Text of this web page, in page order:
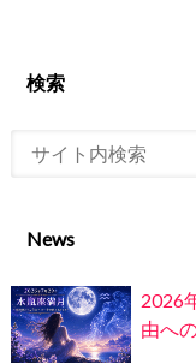
検索
News
2026
由へ